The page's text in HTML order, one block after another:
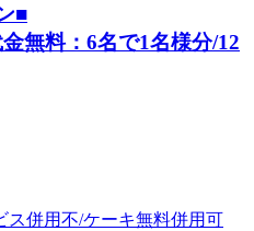
■
無料：6名で1名様分/12
ス併用不/ケーキ無料併用可